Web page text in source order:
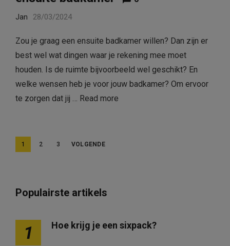
Jan 28/03/2024
Zou je graag een ensuite badkamer willen? Dan zijn er
best wel wat dingen waar je rekening mee moet
houden. Is de ruimte bijvoorbeeld wel geschikt? En
welke wensen heb je voor jouw badkamer? Om ervoor
te zorgen dat jij … Read more
B
i
h
1 2 3 VOLGENDE
Populairste artikels
1 Hoe krijg je een sixpack?